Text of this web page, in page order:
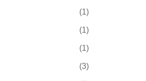
(1)
(1)
(1)
(3)